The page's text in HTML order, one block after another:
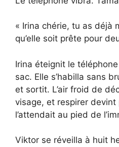
« Irina chérie, tu as déjà
qu’elle soit prête pour
Irina éteignit le
sac. Elle s’habilla sans
et sortit. L’air froid de
visage, et respirer
l’attendait au pied de
Viktor se réveilla à huit